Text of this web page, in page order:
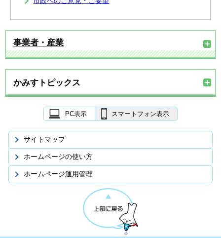
事業者・産業
かみすトピックス
PC表示 スマートフォン表示
サイトマップ
ホームページの使い方
ホームページ運用管理